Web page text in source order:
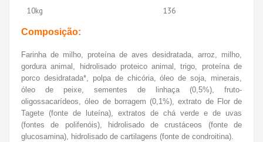
10kg
136
Composição:
Farinha de milho, proteína de aves desidratada, arroz, milho,
gordura animal, hidrolisado proteico animal, trigo, proteína de
porco desidratada*, polpa de chicória, óleo de soja, minerais,
óleo de peixe, sementes de linhaça (0,5%), fruto-
oligossacarídeos, óleo de borragem (0,1%), extrato de Flor de
Tagete (fonte de luteína), extratos de chá verde e de uvas
(fontes de polifenóis), hidrolisado de crustáceos (fonte de
glucosamina), hidrolisado de cartilagens (fonte de condroitina).